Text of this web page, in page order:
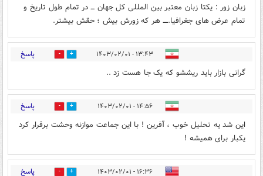
زبان زور : یکتا زبان معتبر بین المللی کل جهان ـــ در تمام طول تاریخ و
تمام عرض های جغرافیا.ــــ هر که زورش بیش ؛ حقش بیشتر.
۱۳:۴۳ - ۱۴۰۳/۰۲/۰۱ 0 پاسخ
گرانی بازار باید ریششو که یک جا هست زد ..
۱۴:۵۶ - ۱۴۰۳/۰۲/۰۱ 0 پاسخ
این شد یه تحلیل خوب ، آفرین ! با این جماعت موازنه وحشت برقرار کرد
یکبار برای همیشه !
۱۶:۳۶ - ۱۴۰۳/۰۲/۰۱ 0 پاسخ